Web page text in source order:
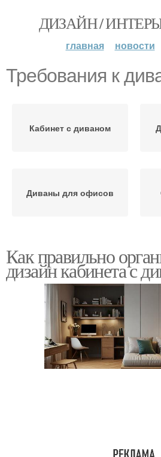
ДИЗАЙН /
главная новости
Требования к
Кабинет с диваном
Диваны для офисов
дизайном
Как правильно
дизайн кабинета с